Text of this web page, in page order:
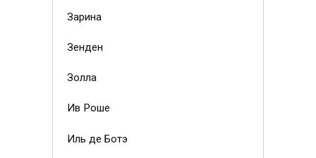
Зарина
Зенден
Золла
Ив Роше
Иль де Ботэ